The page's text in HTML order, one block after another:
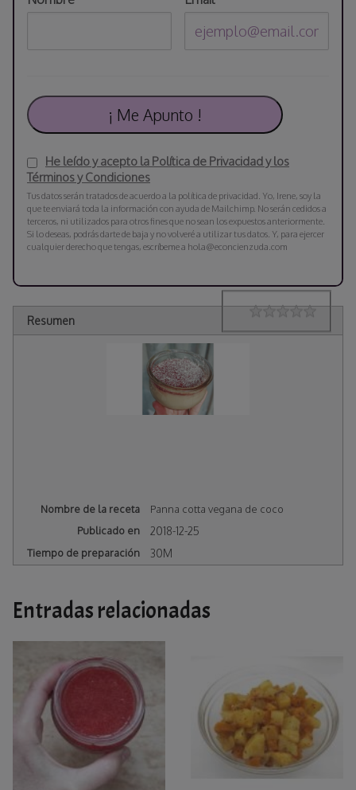
He leído y acepto la Política de Privacidad y los
Términos y Condiciones
Tus datos serán tratados de acuerdo a la política de privacidad. Yo, Irene, soy la
que te enviará toda la información con ayuda de Mailchimp. No serán cedidos a
terceros, ni utilizados para otros fines que no sean los expuestos anteriormente.
Si lo deseas, podrás darte de baja y no volveré a utilizar tus datos. Y, para ejercer
cualquier derecho que tengas, escríbeme a hola@econcienzuda.com
Resumen Rating
Nombre de la receta
Panna cotta vegana de coco
Publicado en
2018-12-25
Tiempo de preparación 30M
Entradas relacionadas